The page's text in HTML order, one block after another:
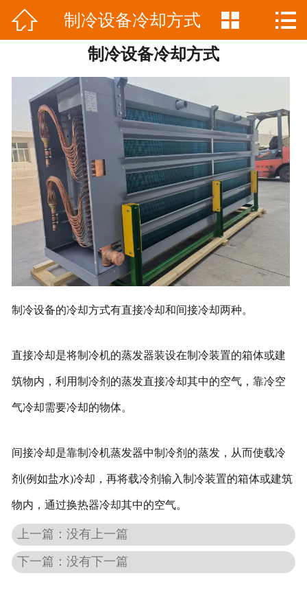
 网站首页
公司简介
新闻资讯
工程案例
联系我们
 制冷设备冷却方式  
制冷设备冷却方式
制冷设备的冷却方式有直接冷却和间接冷却两种。
直接冷却是将制冷机的蒸发器装设在制冷装置的箱体或建
筑物内，利用制冷剂的蒸发直接冷却其中的空气，靠冷空
气冷却需要冷却的物体。
间接冷却是靠制冷机蒸发器中制冷剂的蒸发，从而使载冷
剂(例如盐水)冷却，再将载冷剂输入制冷装置的箱体或建筑
物内，通过换热器冷却其中的空气。
上一篇：没有上一篇
下一篇：没有下一篇